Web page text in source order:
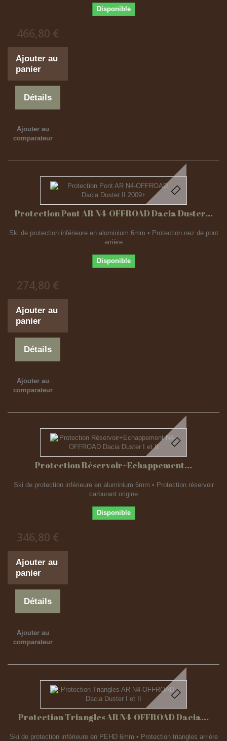
Disponible
466,80 €
Ajouter au
panier
Détails
Ajouter au
comparateur
Protection Pont AR N4-OFFROAD Dacia Duster...
Ski de protection inférieure en aluminium 6mm • Protection nez de pont
arrière
Disponible
274,80 €
Ajouter au
panier
Détails
Ajouter au
comparateur
Protection Réservoir+Echappement...
Ski de protection inférieure en aluminium 6mm • Protection réservoir
carburant origine
Disponible
346,80 €
Ajouter au
panier
Détails
Ajouter au
comparateur
Protection Triangles AR N4-OFFROAD Dacia...
Ski de protection inférieure en PEHD 6mm • Protection triangles arrière